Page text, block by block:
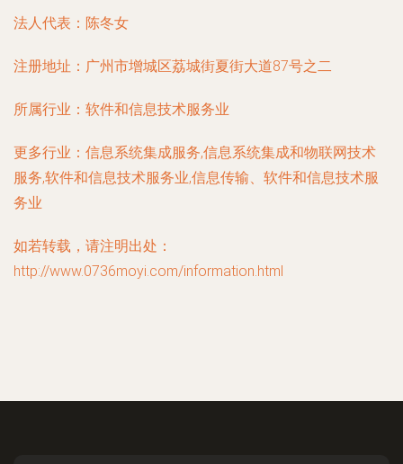
法人代表： 陈冬女
注册地址： 广州市增城区荔城街夏街大道87号之二
所属行业： 软件和信息技术服务业
更多行业： 信息系统集成服务,信息系统集成和物联网技术
服务,软件和信息技术服务业,信息传输、软件和信息技术服
务业
如若转载，请注明出处：
http://www.0736moyi.com/information.html